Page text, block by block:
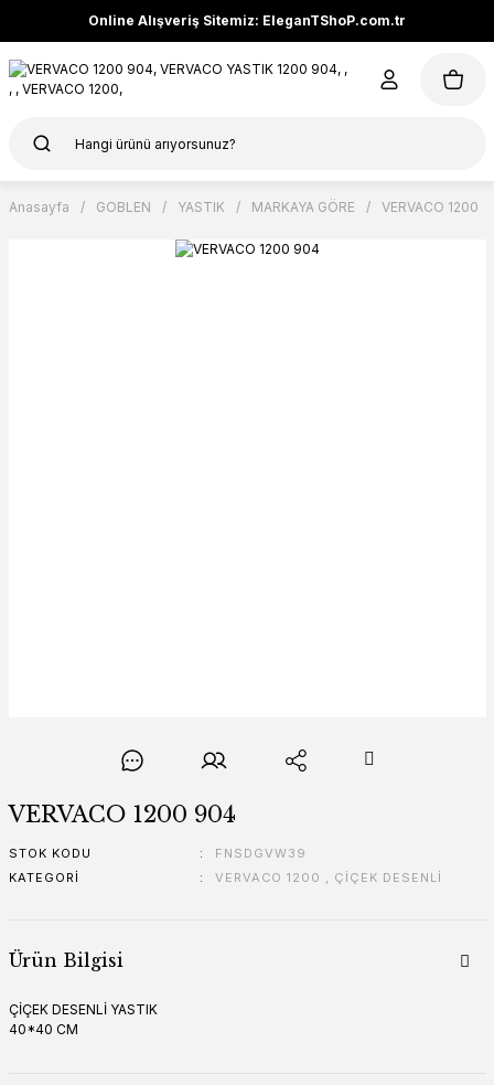
Online Alışveriş Sitemiz: EleganTShoP.com.tr
Anasayfa GOBLEN YASTIK MARKAYA GÖRE VERVACO 1200
VERVACO 1200 904
STOK KODU
FNSDGVW39
KATEGORI
VERVACO 1200 , ÇİÇEK DESENLİ
Ürün Bilgisi
ÇİÇEK DESENLİ YASTIK
40*40 CM